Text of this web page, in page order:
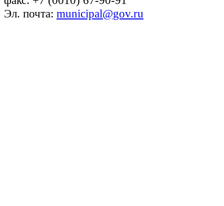
Эл. почта: municipal@gov.ru